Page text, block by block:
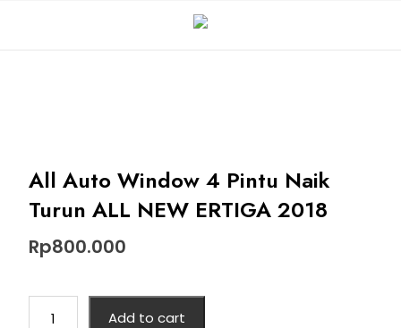
All Auto Window 4 Pintu Naik
Turun ALL NEW ERTIGA 2018
Rp800.000
Add to cart